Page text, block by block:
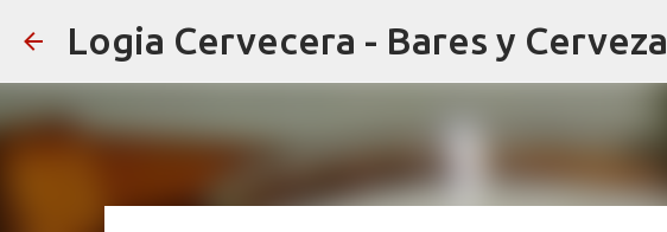
Logia Cervecera - Bares y Cerveza